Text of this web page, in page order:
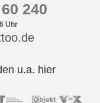
240
Uhr
u.a. hier